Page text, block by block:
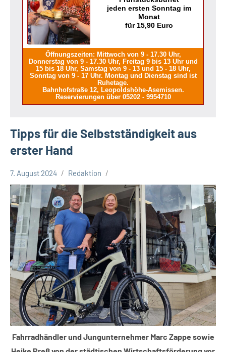
jeden ersten Sonntag im
Monat
für 15,90 Euro
Öffnungszeiten: Mittwoch von 9 - 17.30 Uhr,
Donnerstag von 9 - 17.30 Uhr, Freitag 9 bis 13 Uhr und
15 bis 18 Uhr, Samstag von 9 - 13 und 15 - 18 Uhr,
Sonntag von 9 - 17 Uhr. Montag und Dienstag sind ist
Ruhetage.
Bahnhofstraße 12, Leopoldshöhe-Asemissen.
Reservierungen über 05202 - 9954710
Tipps für die Selbstständigkeit aus
erster Hand
Kreis
Lippe
Lippische
Wirtschaft
7. August 2024 Redaktion
Fahrradhändler und Jungunternehmer Marc Zappe sowie